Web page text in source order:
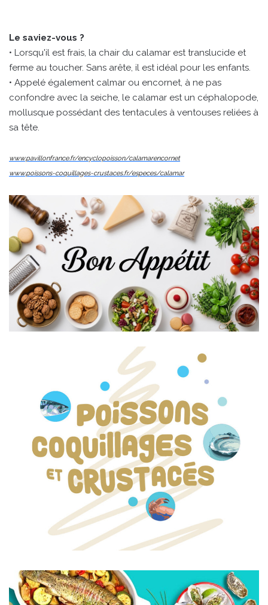
Le saviez-vous ?
• Lorsqu'il est frais, la chair du calamar est translucide et
ferme au toucher. Sans arête, il est idéal pour les enfants.
• Appelé également calmar ou encornet, à ne pas
confondre avec la seiche, le calamar est un céphalopode,
mollusque possédant des tentacules à ventouses reliées à
sa tête.
www.pavillonfrance.fr/encyclopoisson/calamarencornet
www.poissons-coquillages-crustaces.fr/especes/calamar